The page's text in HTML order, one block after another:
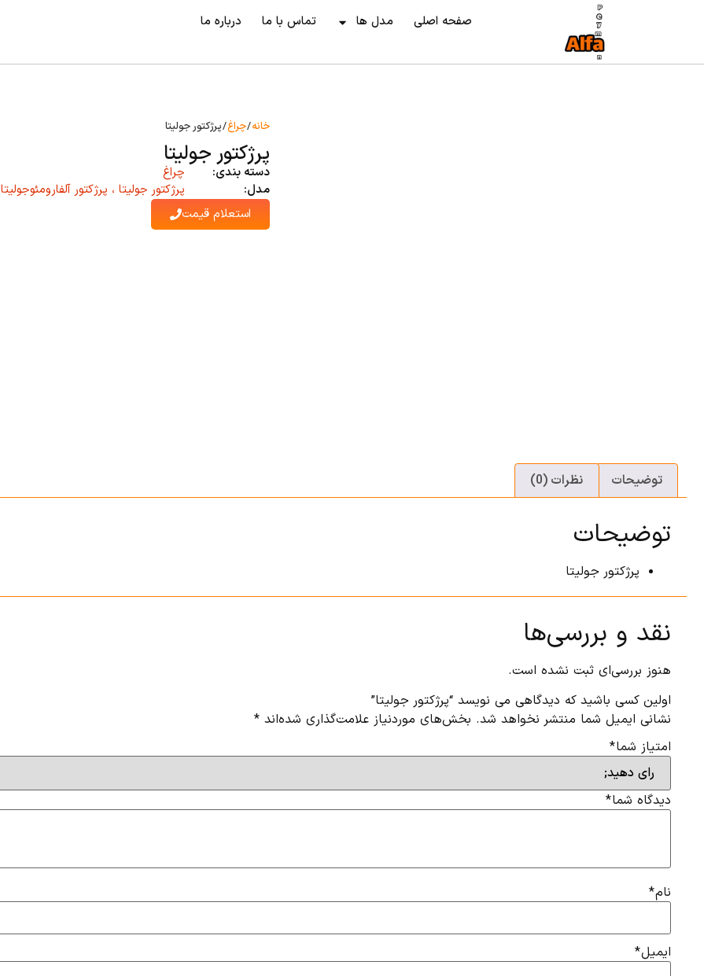
صفحه اصلی مدل ها تماس با ما درباره ما
خانه/چراغ/ پرژکتور جولیتا
پرژکتور جولیتا
دسته بندی:
چراغ
مدل:
پرژکتور جولیتا ، پرژکتور آلفارومئوجولیتا
استعلام قیمت
توضیحات نظرات (0)
توضیحات
پرژکتور جولیتا
نقد و بررسی‌ها
هنوز بررسی‌ای ثبت نشده است.
اولین کسی باشید که دیدگاهی می نویسد “پرژکتور جولیتا”
نشانی ایمیل شما منتشر نخواهد شد. بخش‌های موردنیاز علامت‌گذاری شده‌اند *
امتیاز شما*
دیدگاه شما*
نام*
ایمیل*